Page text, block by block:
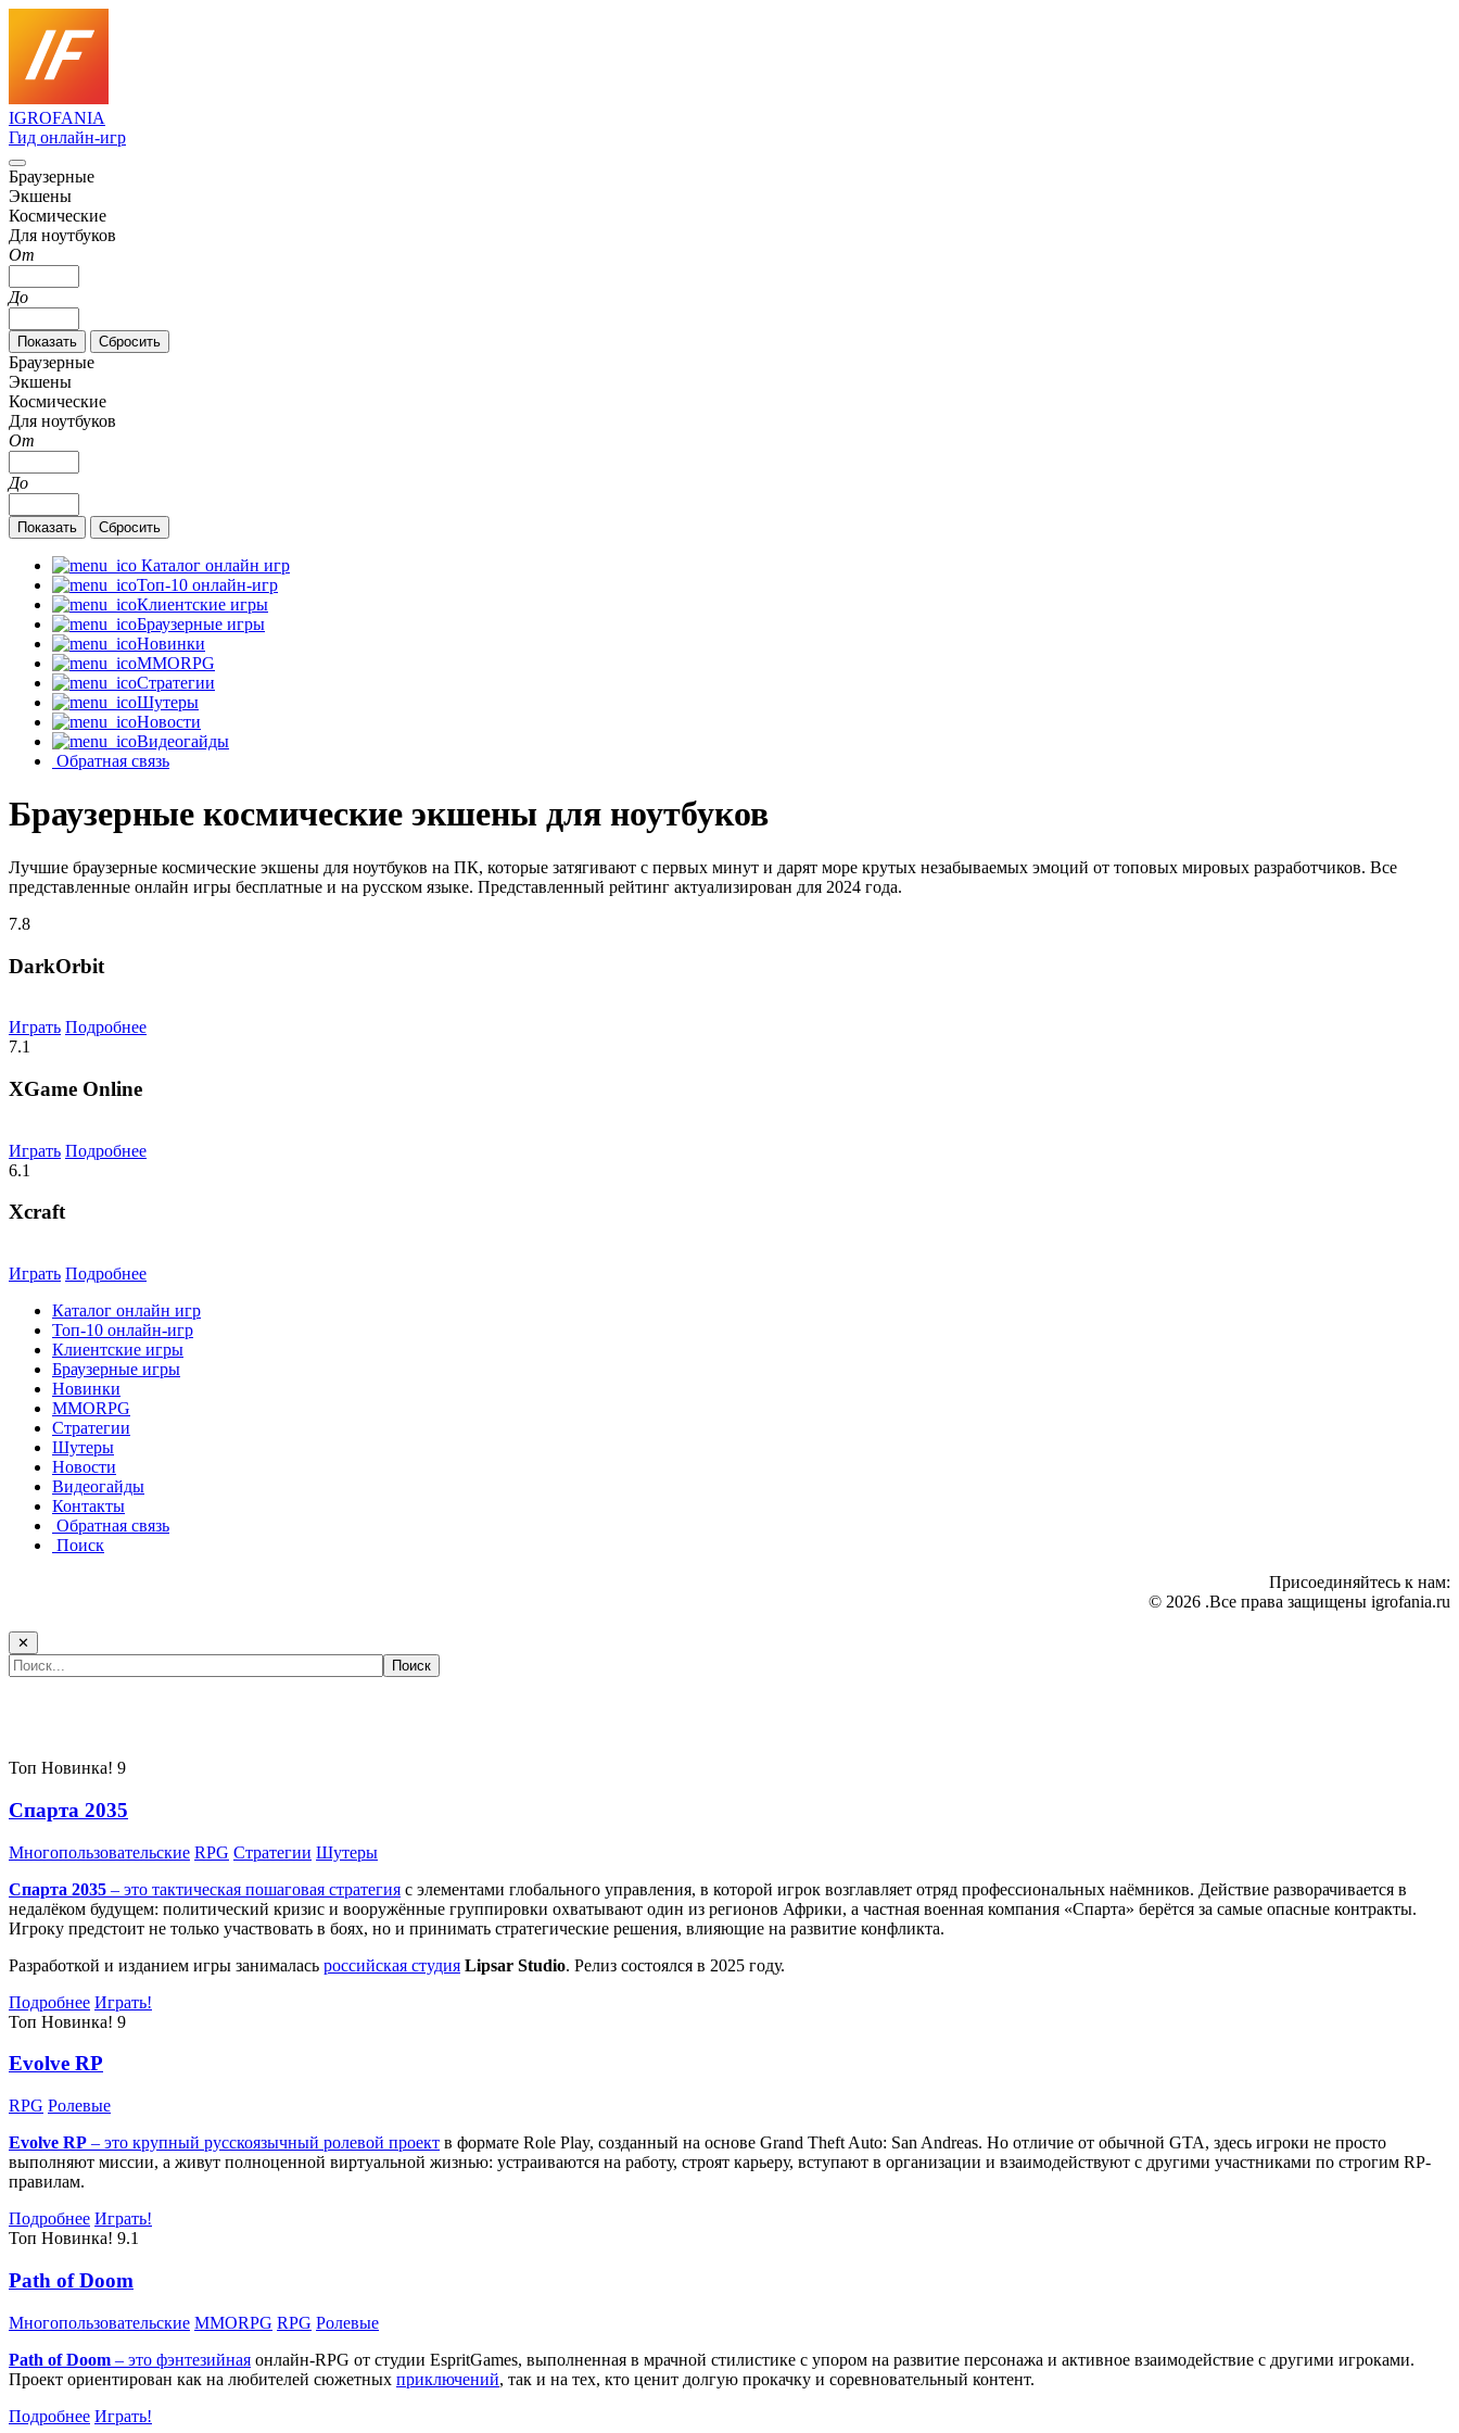
IGROFANIA
Гид онлайн-игр
Браузерные
Экшены
Космические
Для ноутбуков
От
До
Браузерные
Экшены
Космические
Для ноутбуков
От
До
Каталог онлайн игр
Топ-10 онлайн-игр
Клиентские игры
Браузерные игры
Новинки
MMORPG
Стратегии
Шутеры
Новости
Видеогайды
Обратная связь
Браузерные космические экшены для ноутбуков
Лучшие браузерные космические экшены для ноутбуков на ПК, которые затягивают с первых минут и дарят море крутых незабываемых эмоций от топовых мировых разработчиков. Все
представленные онлайн игры бесплатные и на русском языке. Представленный рейтинг актуализирован для 2024 года.
7.8
DarkOrbit
Играть Подробнее
7.1
XGame Online
Играть Подробнее
6.1
Xcraft
Играть Подробнее
Каталог онлайн игр
Топ-10 онлайн-игр
Клиентские игры
Браузерные игры
Новинки
MMORPG
Стратегии
Шутеры
Новости
Видеогайды
Контакты
Обратная связь
Поиск
Присоединяйтесь к нам:
© 2026 .Все права защищены igrofania.ru
✕
Топ Новинка! 9
Спарта 2035
Многопользовательские RPG Стратегии Шутеры
Спарта 2035 – это тактическая пошаговая стратегия с элементами глобального управления, в которой игрок возглавляет отряд профессиональных наёмников. Действие разворачивается в
недалёком будущем: политический кризис и вооружённые группировки охватывают один из регионов Африки, а частная военная компания «Спарта» берётся за самые опасные контракты.
Игроку предстоит не только участвовать в боях, но и принимать стратегические решения, влияющие на развитие конфликта.
Разработкой и изданием игры занималась российская студия Lipsar Studio. Релиз состоялся в 2025 году.
Подробнее Играть!
Топ Новинка! 9
Evolve RP
RPG Ролевые
Evolve RP – это крупный русскоязычный ролевой проект в формате Role Play, созданный на основе Grand Theft Auto: San Andreas. Но отличие от обычной GTA, здесь игроки не просто
выполняют миссии, а живут полноценной виртуальной жизнью: устраиваются на работу, строят карьеру, вступают в организации и взаимодействуют с другими участниками по строгим RP-
правилам.
Подробнее Играть!
Топ Новинка! 9.1
Path of Doom
Многопользовательские MMORPG RPG Ролевые
Path of Doom – это фэнтезийная онлайн-RPG от студии EspritGames, выполненная в мрачной стилистике с упором на развитие персонажа и активное взаимодействие с другими игроками.
Проект ориентирован как на любителей сюжетных приключений, так и на тех, кто ценит долгую прокачку и соревновательный контент.
Подробнее Играть!